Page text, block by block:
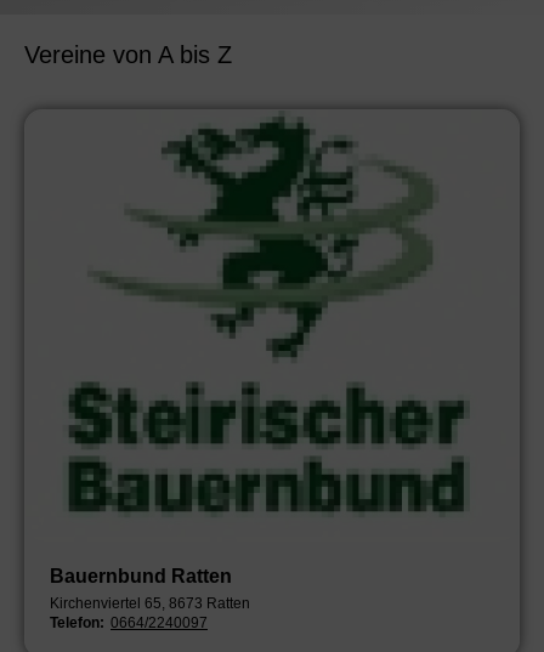
Vereine von A bis Z
Bauernbund Ratten
Kirchenviertel 65, 8673 Ratten
Telefon: 0664/2240097